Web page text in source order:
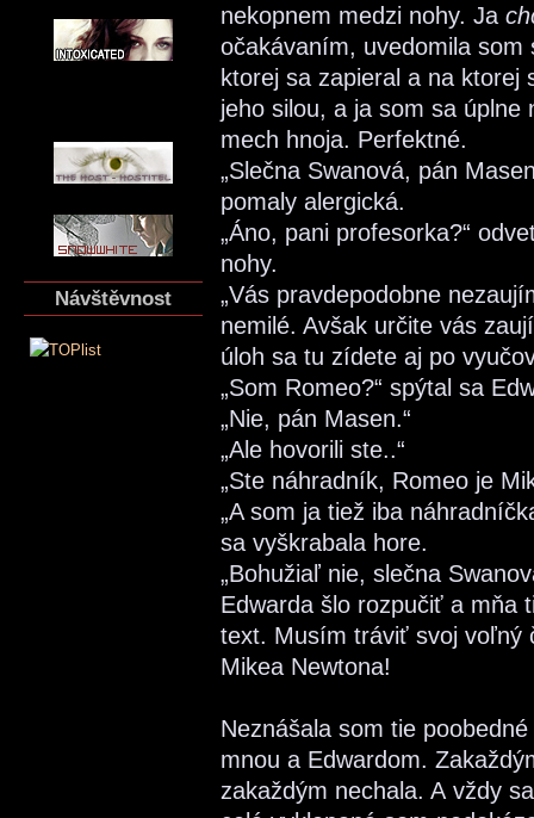
Návštěvnost
nekopnem medzi nohy. Ja
očakávaním, uvedomila som
ktorej sa zapieral a na ktorej
jeho silou, a ja som sa úplne
mech hnoja. Perfektné.
„Slečna Swanová, pán
pomaly alergická.
„Áno, pani profesorka?“
nohy.
„Vás pravdepodobne
nemilé. Avšak určite vás
úloh sa tu zídete aj po
„Som Romeo?“ spýtal sa
„Nie, pán Masen.“
„Ale hovorili ste..“
„Ste náhradník, Romeo je
„A som ja tiež iba
sa vyškrabala hore.
„Bohužiaľ nie, slečna
Edwarda šlo rozpučiť a mňa
text. Musím tráviť svoj voľný
Mikea Newtona!
Neznášala som tie
mnou a Edwardom.
zakaždým nechala. A vždy